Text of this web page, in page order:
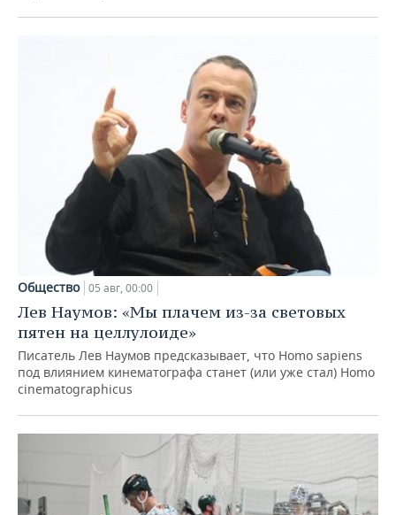
Общество 05 авг, 00:00
Лев Наумов: «Мы плачем из-за световых
пятен на целлулоиде»
Писатель Лев Наумов предсказывает, что Homo sapiens
под влиянием кинематографа станет (или уже стал) Homo
cinematographicus